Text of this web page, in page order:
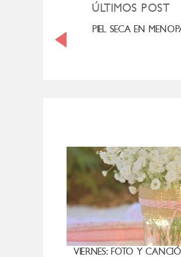
ÚLTIMOS POST
PIEL SECA EN
VIERNES: FOTO Y